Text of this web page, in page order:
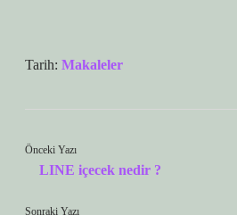
Tarih: Makaleler
Önceki Yazı
LINE içecek nedir ?
Sonraki Yazı